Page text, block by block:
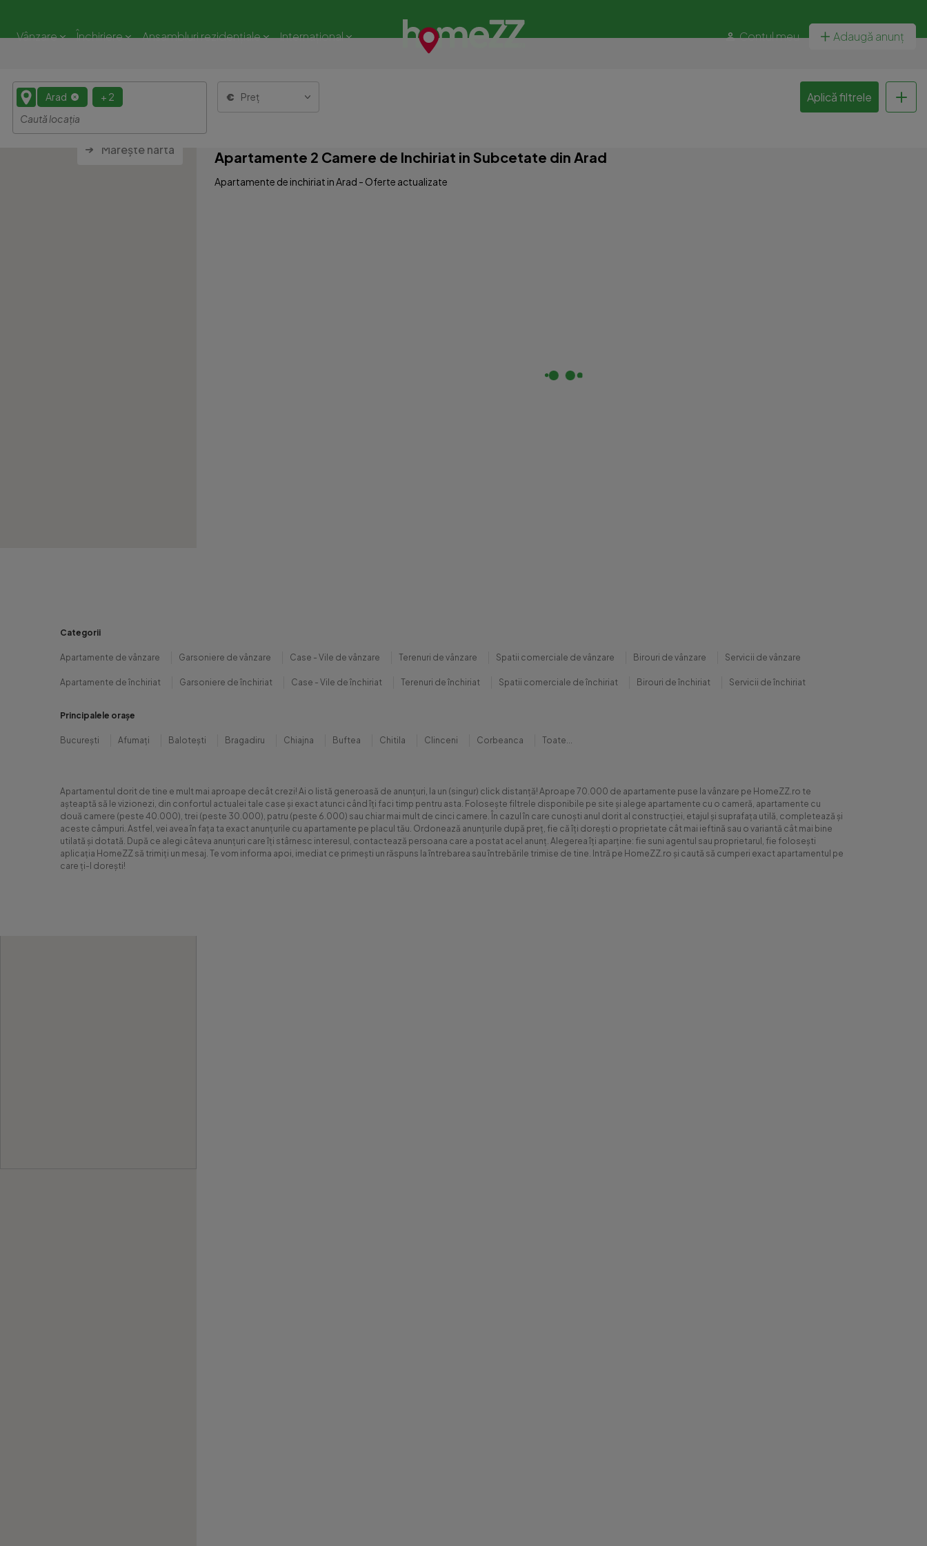
Vânzare Închiriere Ansambluri rezidențiale Internațional Contul meu Adaugă anunț
Arad + 2 Preț Aplică filtrele
Mărește harta Apartamente 2 Camere de Inchiriat in Subcetate din Arad
Apartamente de inchiriat in Arad - Oferte actualizate
Categorii
Apartamente de vânzare Garsoniere de vânzare Case - Vile de vânzare Terenuri de vânzare Spatii comerciale de vânzare Birouri de vânzare Servicii de vânzare
Apartamente de închiriat Garsoniere de închiriat Case - Vile de închiriat Terenuri de închiriat Spatii comerciale de închiriat Birouri de închiriat Servicii de închiriat
Principalele orașe
București Afumați Balotești Bragadiru Chiajna Buftea Chitila Clinceni Corbeanca Toate...
Apartamentul dorit de tine e mult mai aproape decât crezi! Ai o listă generoasă de anunțuri, la un (singur) click distanță! Aproape 70.000 de apartamente puse la vânzare pe HomeZZ.ro te
așteaptă să le vizionezi, din confortul actualei tale case și exact atunci când îți faci timp pentru asta. Folosește filtrele disponibile pe site și alege apartamente cu o cameră, apartamente cu
două camere (peste 40.000), trei (peste 30.000), patru (peste 6.000) sau chiar mai mult de cinci camere. În cazul în care cunoști anul dorit al construcției, etajul și suprafața utilă, completează și
aceste câmpuri. Astfel, vei avea în fața ta exact anunțurile cu apartamente pe placul tău. Ordonează anunțurile după preț, fie că îți dorești o proprietate cât mai ieftină sau o variantă cât mai bine
utilată și dotată. După ce alegi câteva anunțuri care îți stârnesc interesul, contactează persoana care a postat acel anunț. Alegerea îți aparține: fie suni agentul sau proprietarul, fie folosești
aplicația HomeZZ să trimiți un mesaj. Te vom informa apoi, imediat ce primești un răspuns la întrebarea sau întrebările trimise de tine. Intră pe HomeZZ.ro și caută să cumperi exact apartamentul pe
care ți-l dorești!